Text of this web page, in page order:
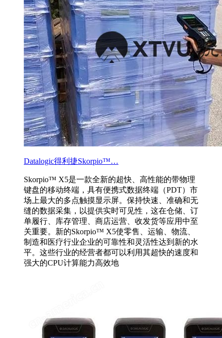
Datalogic得利捷Skorpio™…
Skorpio™ X5是一款全新的超快、高性能的带物理
键盘的移动终端，具有便携式数据终端（PDT）市
场上最大的多点触摸显示屏。保持快速、准确和无
缝的数据采集，以提供实时可见性，这在仓储、订
单履行、库存管理、商店运营、收发货等应用中至
关重要。新的Skorpio™ X5使零售、运输、物流、
制造和医疗行业企业的可靠性和灵活性达到新的水
平。这些行业的经营者都可以利用其超快的速度和
强大的CPU计算能力高效地